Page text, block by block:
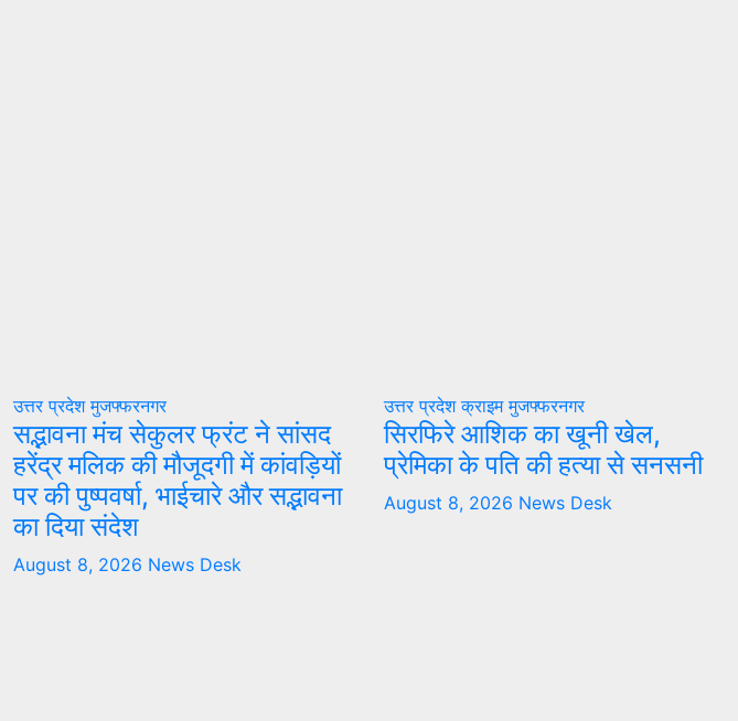
उत्तर प्रदेशमुजफ्फरनगर
सद्भावना मंच सेकुलर फ्रंट ने सांसद
हरेंद्र मलिक की मौजूदगी में कांवड़ियों
पर की पुष्पवर्षा, भाईचारे और सद्भावना
का दिया संदेश
August 8, 2026 News Desk
उत्तर प्रदेशक्राइममुजफ्फरनगर
सिरफिरे आशिक का खूनी खेल,
प्रेमिका के पति की हत्या से सनसनी
August 8, 2026 News Desk